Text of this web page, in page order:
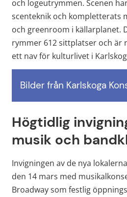
och logeutrymmen. Scenen
scenteknik och kompletterats
och greenroom i källarplanet.
rymmer 612 sittplatser och är
ett nav för kulturlivet i
Bilder från Karlskoga
Högtidlig
musik och
Invigningen av de nya
den 14 mars med
Broadway som festlig